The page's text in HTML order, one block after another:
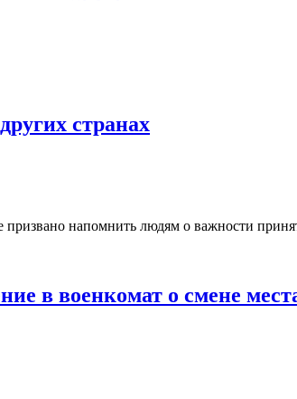
странах
напомнить людям о важности
в военкомат о смене